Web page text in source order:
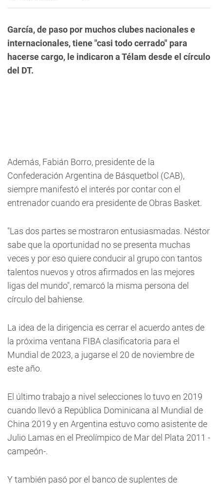
García, de paso por muchos clubes nacionales e
internacionales, tiene "casi todo cerrado" para
hacerse cargo, le indicaron a Télam desde el círculo
del DT.
Además, Fabián Borro, presidente de la
Confederación Argentina de Básquetbol (CAB),
siempre manifestó el interés por contar con el
entrenador cuando era presidente de Obras Basket.
"Las dos partes se mostraron entusiasmadas. Néstor
sabe que la oportunidad no se presenta muchas
veces y por eso quiere conducir al grupo con tantos
talentos nuevos y otros afirmados en las mejores
ligas del mundo", remarcó la misma persona del
círculo del bahiense.
La idea de la dirigencia es cerrar el acuerdo antes de
la próxima ventana FIBA clasificatoria para el
Mundial de 2023, a jugarse el 20 de noviembre de
este año.
El último trabajo a nivel selecciones lo tuvo en 2019
cuando llevó a República Dominicana al Mundial de
China 2019 y en Argentina estuvo como asistente de
Julio Lamas en el Preolímpico de Mar del Plata 2011 -
campeón-.
Y también pasó por el banco de suplentes de